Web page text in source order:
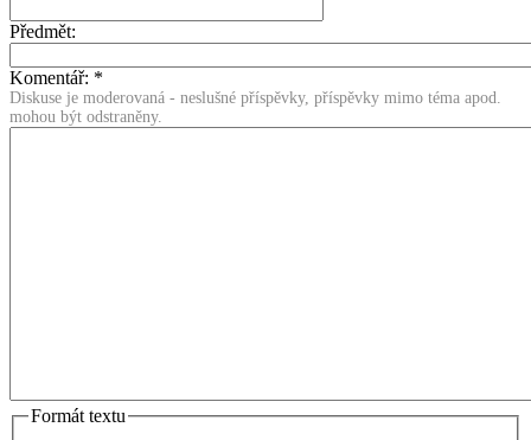
Předmět:
Komentář: *
Diskuse je moderovaná - neslušné příspěvky, příspěvky mimo téma apod.
mohou být odstraněny.
Formát textu